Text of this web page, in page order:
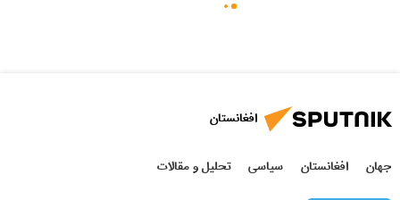
افغانستان
جهان افغانستان سیاسی تحلیل و مقالات